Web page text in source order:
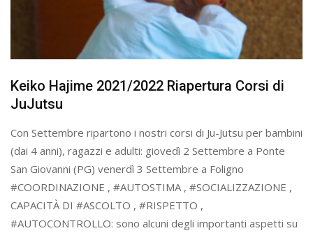
Keiko Hajime 2021/2022 Riapertura Corsi di
JuJutsu
Con Settembre ripartono i nostri corsi di Ju-Jutsu per bambini
(dai 4 anni), ragazzi e adulti: giovedì 2 Settembre a Ponte
San Giovanni (PG) venerdì 3 Settembre a Foligno
#COORDINAZIONE , #AUTOSTIMA , #SOCIALIZZAZIONE ,
CAPACITÀ DI #ASCOLTO , #RISPETTO ,
#AUTOCONTROLLO: sono alcuni degli importanti aspetti su